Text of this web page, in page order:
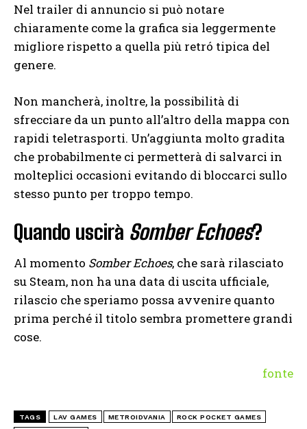
Nel trailer di annuncio si può notare
chiaramente come la grafica sia leggermente
migliore rispetto a quella più retró tipica del
genere.
Non mancherà, inoltre, la possibilità di
sfrecciare da un punto all’altro della mappa con
rapidi teletrasporti. Un’aggiunta molto gradita
che probabilmente ci permetterà di salvarci in
molteplici occasioni evitando di bloccarci sullo
stesso punto per troppo tempo.
Quando uscirà Somber Echoes?
Al momento Somber Echoes, che sarà rilasciato
su Steam, non ha una data di uscita ufficiale,
rilascio che speriamo possa avvenire quanto
prima perché il titolo sembra promettere grandi
cose.
fonte
TAGS LAV GAMES METROIDVANIA ROCK POCKET GAMES